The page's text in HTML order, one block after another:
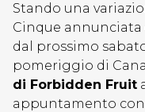
Stando una
Cinque annunciata
dal prossimo
pomeriggio di
di Forbidden Fruit
appuntamento